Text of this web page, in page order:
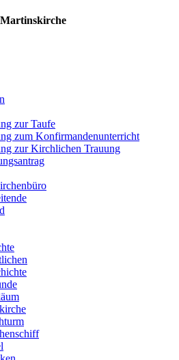
zur Taufe
zum Konfirmandenunterricht
zur Kirchlichen Trauung